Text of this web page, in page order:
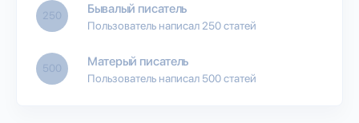
250 Бывалый писатель
Пользователь написал 250 статей
500 Матерый писатель
Пользователь написал 500 статей